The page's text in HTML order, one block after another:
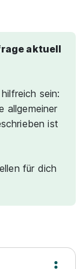
aktuell
sein:
allgemeiner
ist
für dich